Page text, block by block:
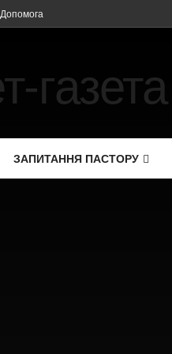
Допомога
ЗАПИТАННЯ ПАСТОРУ